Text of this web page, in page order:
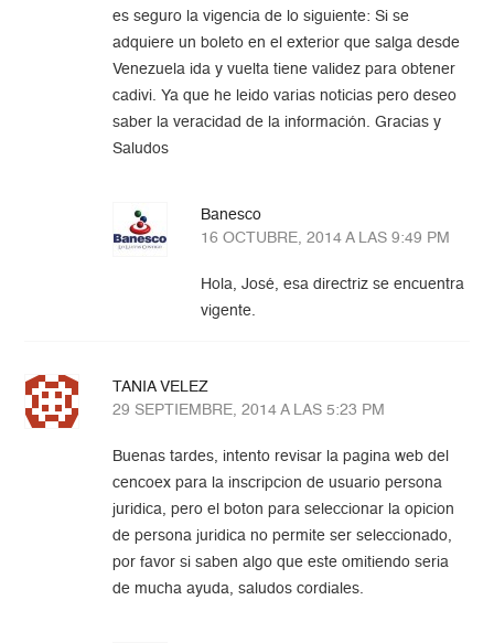
es seguro la vigencia de lo siguiente: Si se
adquiere un boleto en el exterior que salga desde
Venezuela ida y vuelta tiene validez para obtener
cadivi. Ya que he leido varias noticias pero deseo
saber la veracidad de la información. Gracias y
Saludos
Banesco
16 OCTUBRE, 2014 A LAS 9:49 PM
Hola, José, esa directriz se encuentra
vigente.
TANIA VELEZ
29 SEPTIEMBRE, 2014 A LAS 5:23 PM
Buenas tardes, intento revisar la pagina web del
cencoex para la inscripcion de usuario persona
juridica, pero el boton para seleccionar la opicion
de persona juridica no permite ser seleccionado,
por favor si saben algo que este omitiendo seria
de mucha ayuda, saludos cordiales.